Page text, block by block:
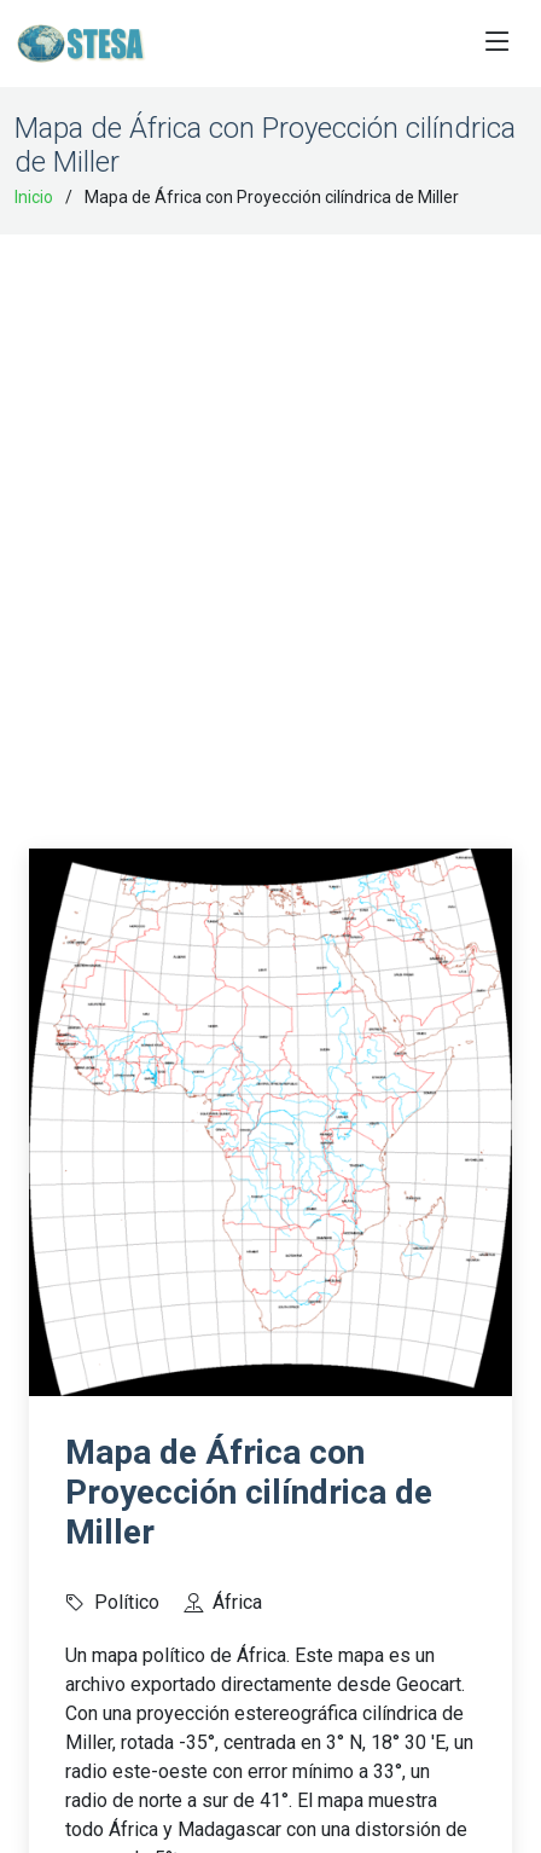
Mapa de África con Proyección cilíndrica
de Miller
Inicio Mapa de África con Proyección cilíndrica de Miller
Mapa de África con
Proyección cilíndrica de
Miller
Político África
Un mapa político de África. Este mapa es un
archivo exportado directamente desde Geocart.
Con una proyección estereográfica cilíndrica de
Miller, rotada -35°, centrada en 3° N, 18° 30 'E, un
radio este-oeste con error mínimo a 33°, un
radio de norte a sur de 41°. El mapa muestra
todo África y Madagascar con una distorsión de